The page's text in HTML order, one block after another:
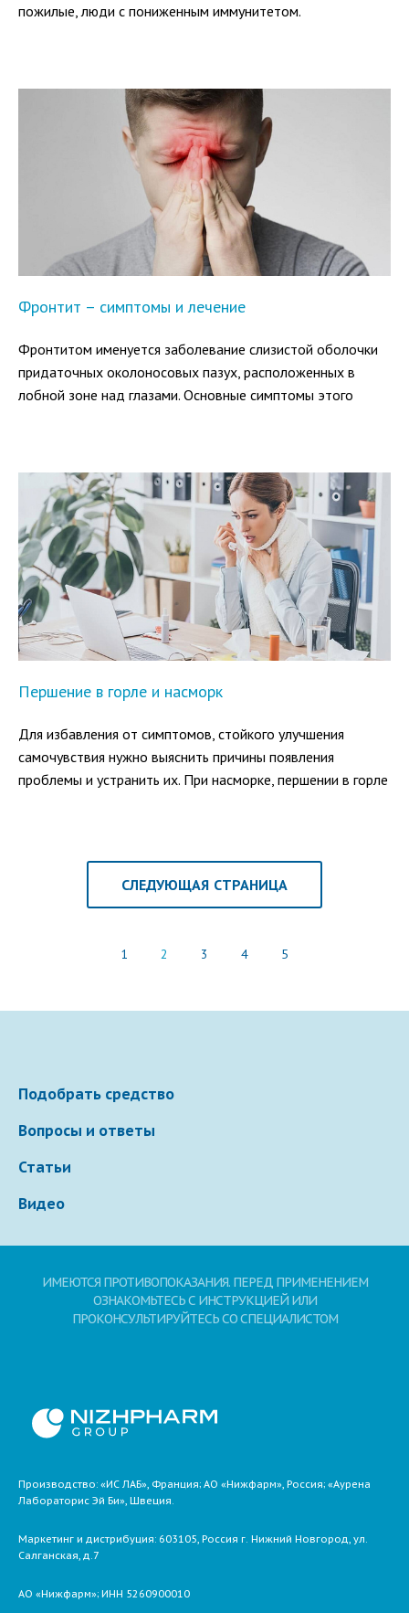
пожилые, люди с пониженным иммунитетом.
Фронтит – симптомы и лечение
Фронтитом именуется заболевание слизистой оболочки
придаточных околоносовых пазух, расположенных в
лобной зоне над глазами. Основные симптомы этого
лобной зоне над переносицей.
Першение в горле и насморк
Для избавления от симптомов, стойкого улучшения
самочувствия нужно выяснить причины появления
проблемы и устранить их. При насморке, першении в горле
СЛЕДУЮЩАЯ СТРАНИЦА
1 2 3 4 5
Подобрать средство
Вопросы и ответы
Статьи
Видео
ИМЕЮТСЯ ПРОТИВОПОКАЗАНИЯ. ПЕРЕД ПРИМЕНЕНИЕМ
ОЗНАКОМЬТЕСЬ С ИНСТРУКЦИЕЙ ИЛИ
ПРОКОНСУЛЬТИРУЙТЕСЬ СО СПЕЦИАЛИСТОМ
Производство: «ИС ЛАБ», Франция; АО «Нижфарм», Россия; «Аурена
Лабораторис Эй Би», Швеция.
Маркетинг и дистрибуция: 603105, Россия г. Нижний Новгород, ул.
Салганская, д.7
АО «Нижфарм»; ИНН 5260900010